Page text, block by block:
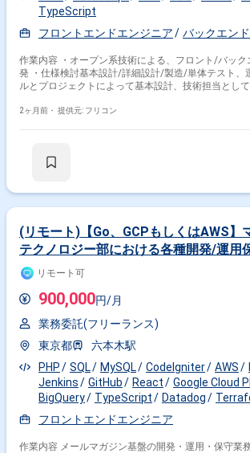
TypeScript
フロントエンドエンジニア
バックエン
作業内容 ・オープン系技術による、フロント/バック
発 ・仕様検討基本設計/詳細設計/製造/単体テスト、
ルとプロジェクトによって基本設計、技術担当とし
ロントエンド javascript、CSS、HTML、SCSS
2ヶ月前・ 提供元: フリコン
(リモート)【Go、GCPもしくはAWS】
テクノロジー部における各種開発/運用
リモート可
900,000円/月
業務委託(フリーランス)
東京都
六本木駅
PHP
SQL MySQL CodeIgniter AWS
Jenkins
GitHub React
Google Cloud
BigQuery
TypeScript Datadog
フロントエンドエンジニア
作業内容 メールマガジン基盤の開発・運用・保守業